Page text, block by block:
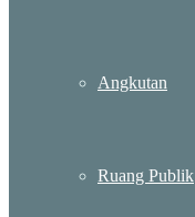
Angkutan
Ruang Publik